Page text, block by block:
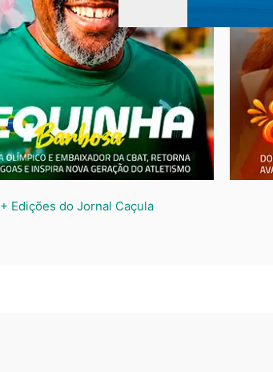
+ Edições do Jornal Caçula